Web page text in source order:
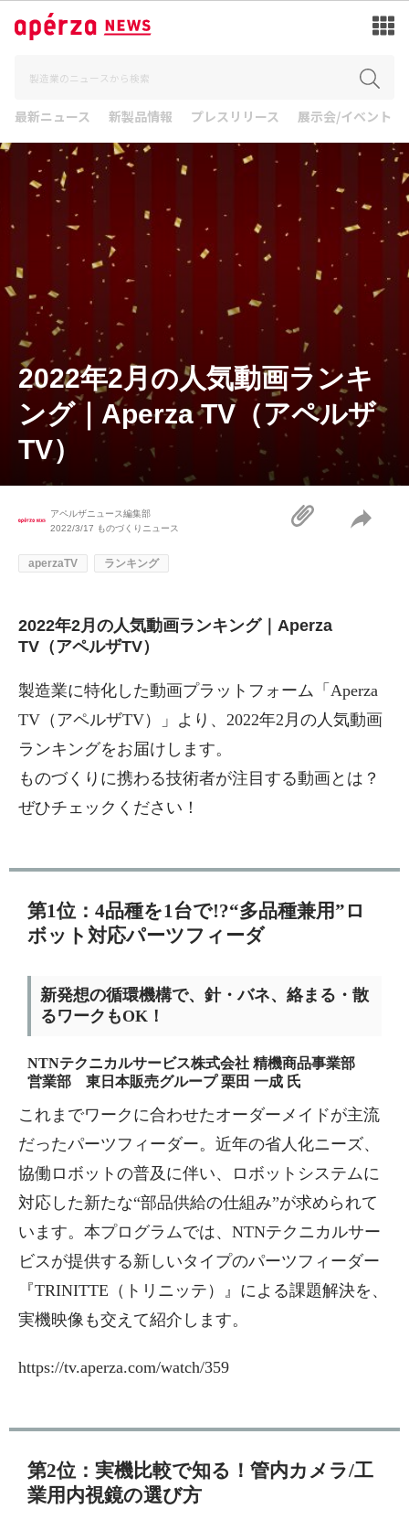
最新ニュース 新製品情報 プレスリリース 展示会/イベント
2022年2月の人気動画ランキ
ング｜Aperza TV（アペルザ
TV）
アペルザニュース編集部
2022/3/17 ものづくりニュース
aperzaTV ランキング
2022年2月の人気動画ランキング｜Aperza
TV（アペルザTV）
製造業に特化した動画プラットフォーム「 Aperza
TV（アペルザTV）
」より、2022年2月の人気動画
ランキングをお届けします。
ものづくりに携わる技術者が注目する動画とは？
ぜひチェックください！
第1位：4品種を1台で!?“多品種兼用”ロ
ボット対応パーツフィーダ
新発想の循環機構で、針・バネ、絡まる・散
るワークもOK！
NTNテクニカルサービス株式会社 精機商品事業部
営業部 東日本販売グループ 栗田 一成 氏
これまでワークに合わせたオーダーメイドが主流
だったパーツフィーダー。近年の省人化ニーズ、
協働ロボットの普及に伴い、ロボットシステムに
対応した新たな“部品供給の仕組み”が求められて
います。本プログラムでは、NTNテクニカルサー
ビスが提供する新しいタイプのパーツフィーダー
『TRINITTE（トリニッテ）』による課題解決を、
実機映像も交えて紹介します。
https://tv.aperza.com/watch/359
第2位：実機比較で知る！管内カメラ/工
業用内視鏡の選び方